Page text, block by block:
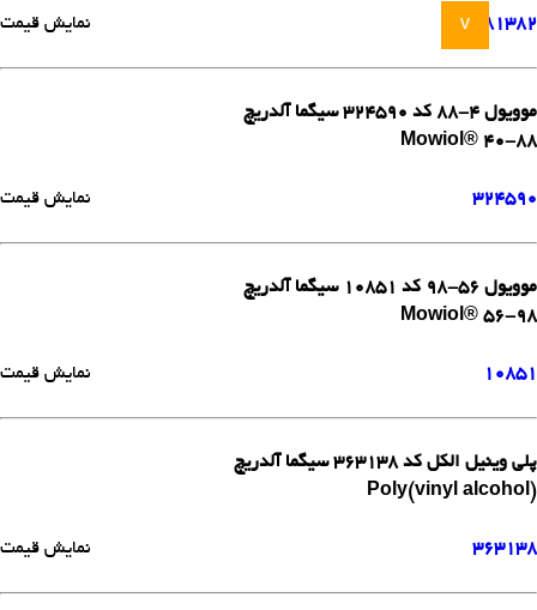
v 81382 نمایش قیمت
موویول 4-88 کد 324590 سیگما آلدریچ
Mowiol® 40-88
324590 نمایش قیمت
موویول 56-98 کد 10851 سیگما آلدریچ
Mowiol® 56-98
10851 نمایش قیمت
پلی وینیل الکل کد 363138 سیگما آلدریچ
Poly(vinyl alcohol)
363138 نمایش قیمت